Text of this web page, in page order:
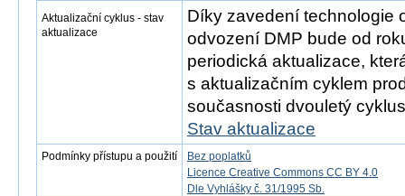
Aktualizační cyklus - stav
aktualizace
Díky zavedení technologie
odvození DMP bude od
periodická aktualizace,
s aktualizačním cyklem
současnosti dvouletý
Stav aktualizace
Podmínky přístupu a použití
Bez poplatků
Licence Creative Commons CC BY 4.0
Dle Vyhlášky č. 31/1995 Sb.